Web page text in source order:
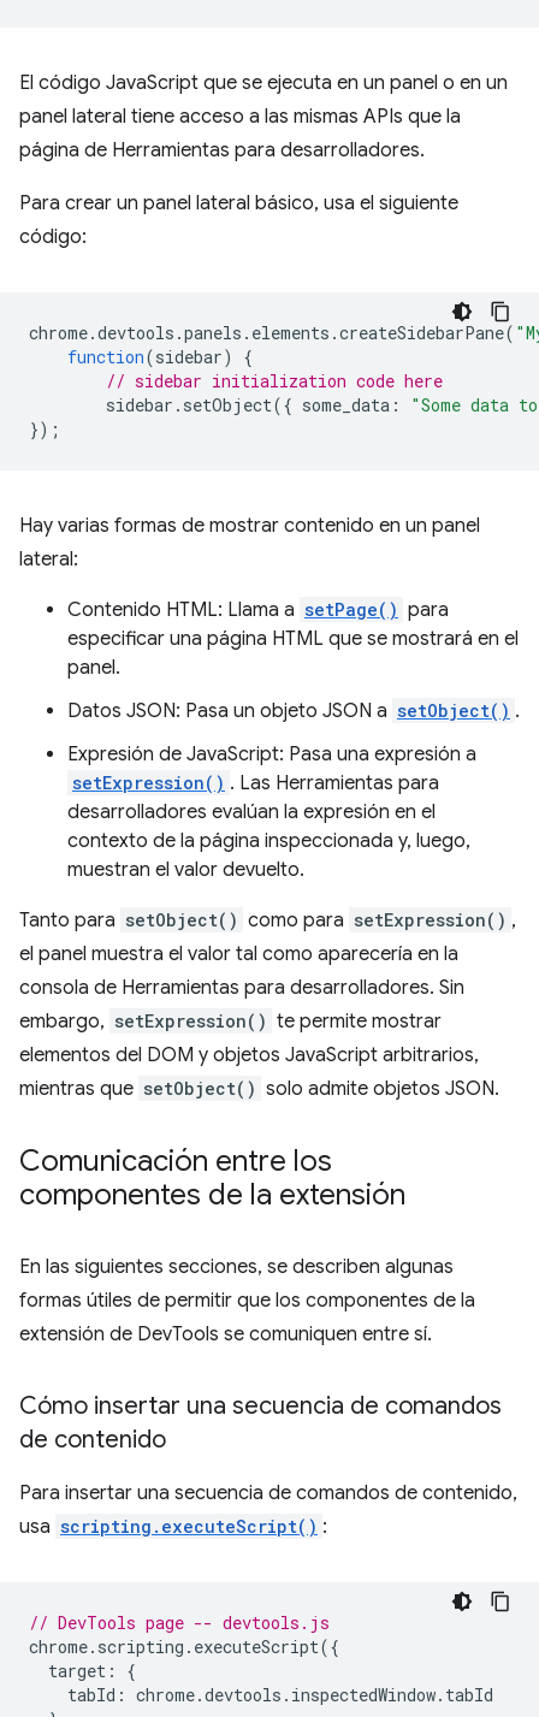
El código JavaScript que se ejecuta en un panel o en un
panel lateral tiene acceso a las mismas APIs que la
página de Herramientas para desarrolladores.
Para crear un panel lateral básico, usa el siguiente
código:
chrome.devtools .panels . elements .createSidebarPane(
function(sidebar)
{
// sidebar initialization code here
sidebar . setObject({ some_data :
"Some data
});
Hay varias formas de mostrar contenido en un panel
lateral:
Contenido HTML: Llama a setPage() para
especificar una página HTML que se mostrará en el
panel.
Datos JSON: Pasa un objeto JSON a setObject() .
Expresión de JavaScript: Pasa una expresión a
setExpression() . Las Herramientas para
desarrolladores evalúan la expresión en el
contexto de la página inspeccionada y, luego,
muestran el valor devuelto.
Tanto para setObject() como para setExpression() ,
el panel muestra el valor tal como aparecería en la
consola de Herramientas para desarrolladores. Sin
embargo, setExpression() te permite mostrar
elementos del DOM y objetos JavaScript arbitrarios,
mientras que setObject() solo admite objetos JSON.
Comunicación entre los
componentes de la extensión
En las siguientes secciones, se describen algunas
formas útiles de permitir que los componentes de la
extensión de DevTools se comuniquen entre sí.
Cómo insertar una secuencia de comandos
de contenido
Para insertar una secuencia de comandos de contenido,
usa scripting.executeScript() :
// DevTools page -- devtools.js
chrome. scripting . executeScript({
target :
{
tabId : chrome.devtools . inspectedWindow. tabId